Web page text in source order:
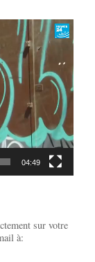
04:49
sur votre
à: